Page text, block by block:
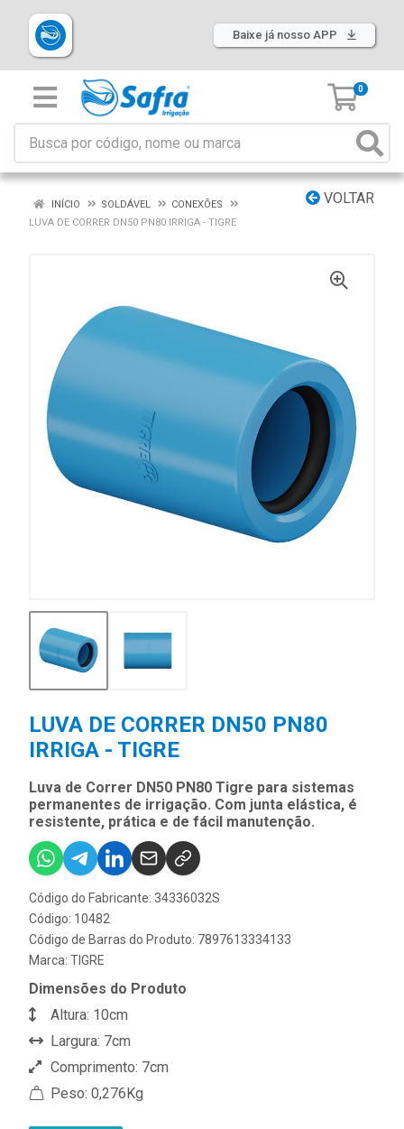
Baixe já nosso APP
0
VOLTAR
INÍCIO SOLDÁVEL
CONEXÕES
LUVA DE CORRER DN50 PN80 IRRIGA - TIGRE
LUVA DE CORRER DN50 PN80
IRRIGA - TIGRE
Luva de Correr DN50 PN80 Tigre para sistemas
permanentes de irrigação. Com junta elástica, é
resistente, prática e de fácil manutenção.
Código do Fabricante: 34336032S
Código: 10482
Código de Barras do Produto: 7897613334133
Marca: TIGRE
Dimensões do Produto
Altura: 10cm
Largura: 7cm
Comprimento: 7cm
Peso: 0,276Kg